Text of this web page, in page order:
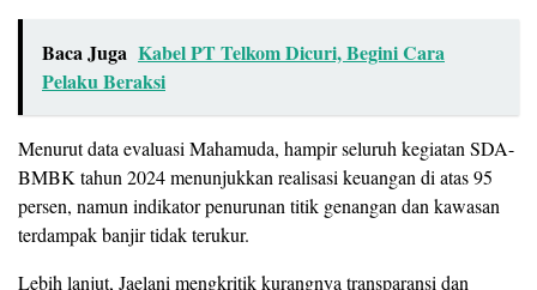
Baca Juga Kabel PT Telkom Dicuri, Begini Cara
Pelaku Beraksi
Menurut data evaluasi Mahamuda, hampir seluruh kegiatan SDA-
BMBK tahun 2024 menunjukkan realisasi keuangan di atas 95
persen, namun indikator penurunan titik genangan dan kawasan
terdampak banjir tidak terukur.
Lebih lanjut, Jaelani mengkritik kurangnya transparansi dan